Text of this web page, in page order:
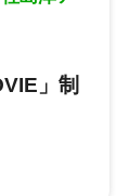
」制